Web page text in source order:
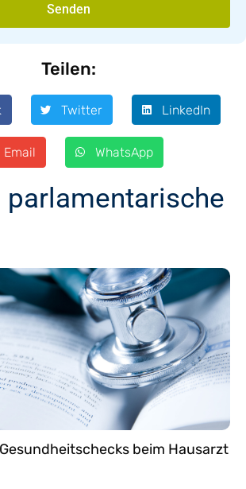
Senden
Teilen:
Twitter LinkedIn
Email WhatsApp
parlamentarische
beim Hausarzt